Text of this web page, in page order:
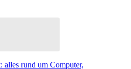
alles rund um Computer,